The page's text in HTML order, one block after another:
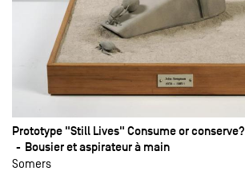
Prototype "Still Lives" Consume or conserve?
Bousier et aspirateur à main
Somers